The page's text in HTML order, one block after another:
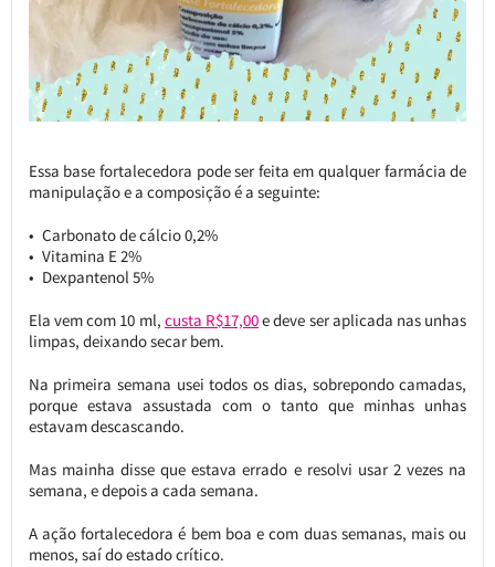
Essa base fortalecedora pode ser feita em qualquer farmácia de
manipulação e a composição é a seguinte:
Carbonato de cálcio 0,2%
Vitamina E 2%
Dexpantenol 5%
Ela vem com 10 ml, custa R$17,00e deve ser aplicada nas unhas
limpas, deixando secar bem.
Na primeira semana usei todos os dias, sobrepondo camadas,
porque estava assustada com o tanto que minhas unhas
estavam descascando.
Mas mainha disse que estava errado e resolvi usar 2 vezes na
semana, e depois a cada semana.
A ação fortalecedora é bem boa e com duas semanas, mais ou
menos, saí do estado crítico.